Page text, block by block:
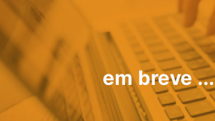
em breve ...